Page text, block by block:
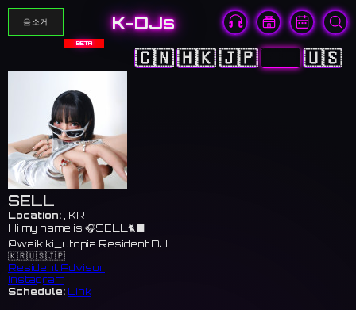
음소거 K-DJs
BETA
🇨🇳🇭🇰🇯🇵🇰🇷 🇺🇸
SELL
Location: , KR
Hi my name is 🎧SELL🐈‍⬛
@waikiki_utopia Resident DJ
🇰🇷🇺🇸🇯🇵
Resident Advisor
Instagram
Schedule: Link